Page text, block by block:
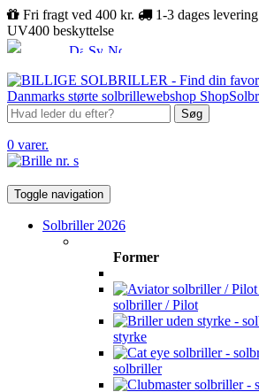
Fri fragt ved 400 kr. 1-3 dages levering
UV400 beskyttelse
Søg
0 varer.
Toggle navigation
Solbriller 2026
Former
solbriller / Pilot
styrke
solbriller